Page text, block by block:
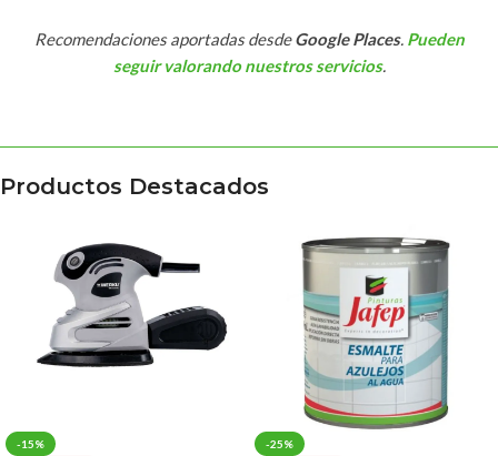
Recomendaciones aportadas desdeGoogle Places. Pueden
seguir valorando nuestros servicios.
Productos Destacados
-15%
-25%